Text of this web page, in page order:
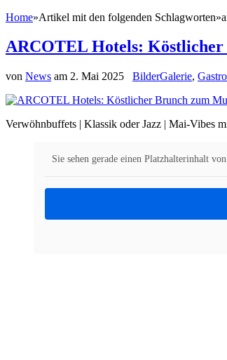
Home»Artikel mit den folgenden Schlagworten»
ARCOTEL Hotels:
von News am 2. Mai 2025 BilderGalerie,
Verwöhnbuffets | Klassik oder Jazz | Mai-Vibes
Sie sehen gerade einen Platzhalterinhalt von